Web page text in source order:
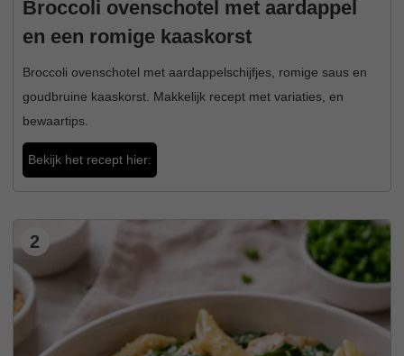
Broccoli ovenschotel met aardappel
en een romige kaaskorst
Broccoli ovenschotel met aardappelschijfjes, romige saus en
goudbruine kaaskorst. Makkelijk recept met variaties, en
bewaartips.
Bekijk het recept hier:
2